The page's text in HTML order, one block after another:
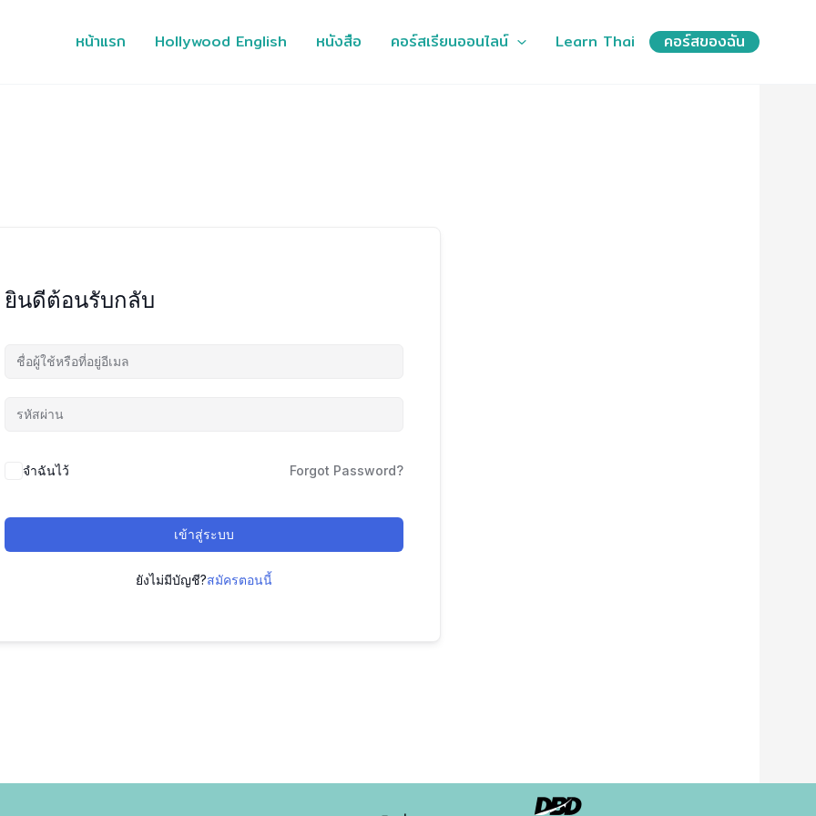
หน้าแรก Hollywood English หนังสือ คอร์สเรียนออนไลน์ Learn Thai คอร์สของฉัน
ยินดีต้อนรับกลับ
จำฉันไว้ Forgot Password?
เข้าสู่ระบบ
ยังไม่มีบัญชี?สมัครตอนนี้